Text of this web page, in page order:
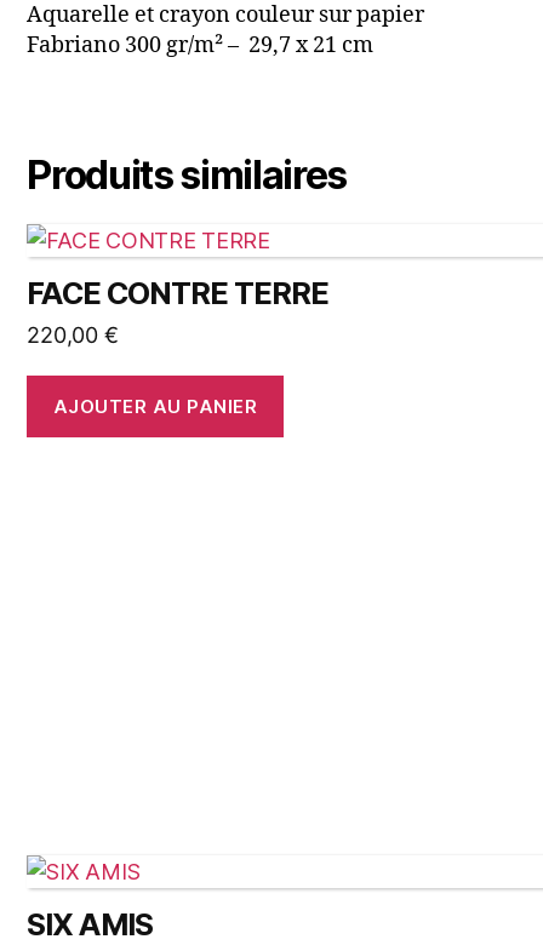
Aquarelle et crayon couleur sur papier
Fabriano 300 gr/m² – 29,7 x 21 cm
Produits similaires
FACE CONTRE TERRE
220,00 €
AJOUTER AU PANIER
SIX AMIS